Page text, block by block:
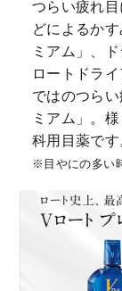
つらい疲れ
どによるかす
ミアム」、
ロートドラ
ではのつら
ミアム」。
科用目薬です
※目やにの多い